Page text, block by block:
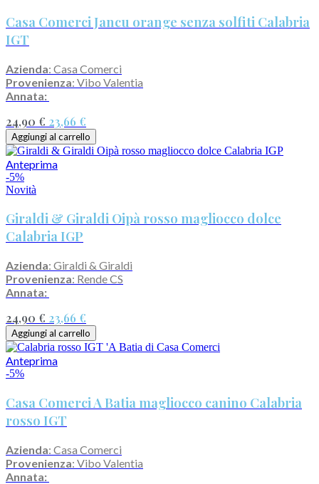
Casa Comerci Jancu orange senza solfiti Calabria
IGT
Azienda: Casa Comerci
Provenienza: Vibo Valentia
Annata:
24,90 € 23,66 €
Aggiungi al carrello
Anteprima
-5%
Novità
Giraldi & Giraldi Oipà rosso magliocco dolce
Calabria IGP
Azienda: Giraldi & Giraldi
Provenienza: Rende CS
Annata:
24,90 € 23,66 €
Aggiungi al carrello
Anteprima
-5%
Casa Comerci A Batia magliocco canino Calabria
rosso IGT
Azienda: Casa Comerci
Provenienza: Vibo Valentia
Annata: